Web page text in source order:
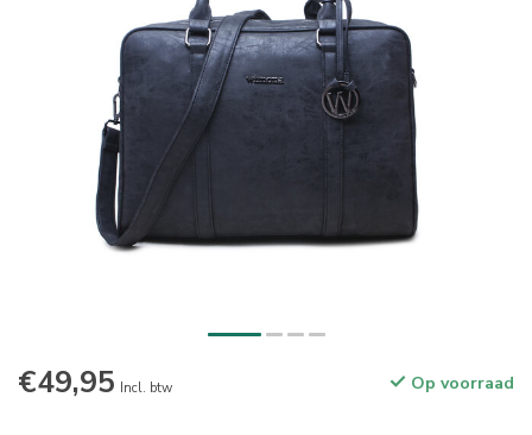
€49,95 Incl. btw Op voorraad